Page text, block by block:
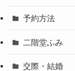
予約方法
二階堂ふみ
交際・結婚